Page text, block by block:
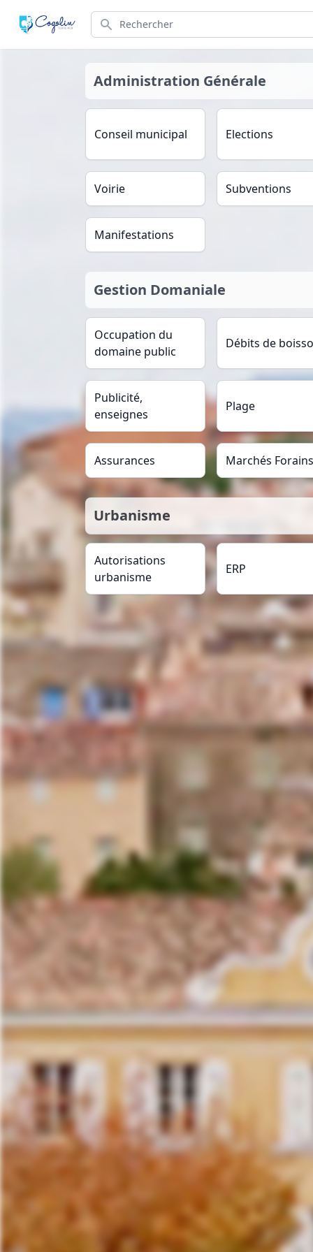
Search
Administration Générale
Conseil municipal Elections
Voirie Subventions
Manifestations
Gestion Domaniale
Occupation du
domaine public
Débits de
Publicité,
enseignes
Plage
Assurances Marchés Forains
Urbanisme
Autorisations
urbanisme
ERP